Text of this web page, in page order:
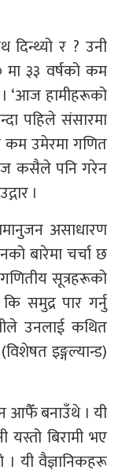
र ? उनी
मा ३३ वर्षको कम
‘आज हामीहरूको
पहिले संसारमा
कम उमेरमा गणित
कसैले पनि गरेन
।
असाधारण
बारेमा चर्चा छ
सूत्रहरूको
समुद्र पार गर्नु
उनलाई कथित
इङ्गल्यान्ड)
आफैँ बनाउँथे । यी
बिरामी भए
यी वैज्ञानिकहरू